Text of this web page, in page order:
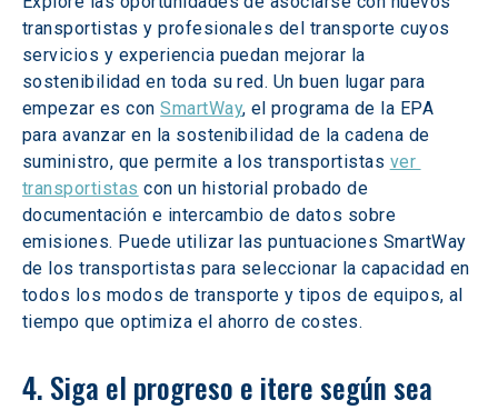
transportistas y profesionales del transporte cuyos
servicios y experiencia puedan mejorar la
sostenibilidad en toda su red. Un buen lugar para
empezar es con SmartWay, el programa de la EPA
para avanzar en la sostenibilidad de la cadena de
suministro, que permite a los transportistas ver
transportistas con un historial probado de
documentación e intercambio de datos sobre
emisiones. Puede utilizar las puntuaciones SmartWay
de los transportistas para seleccionar la capacidad en
todos los modos de transporte y tipos de equipos, al
tiempo que optimiza el ahorro de costes.
4. Siga el progreso e itere según sea